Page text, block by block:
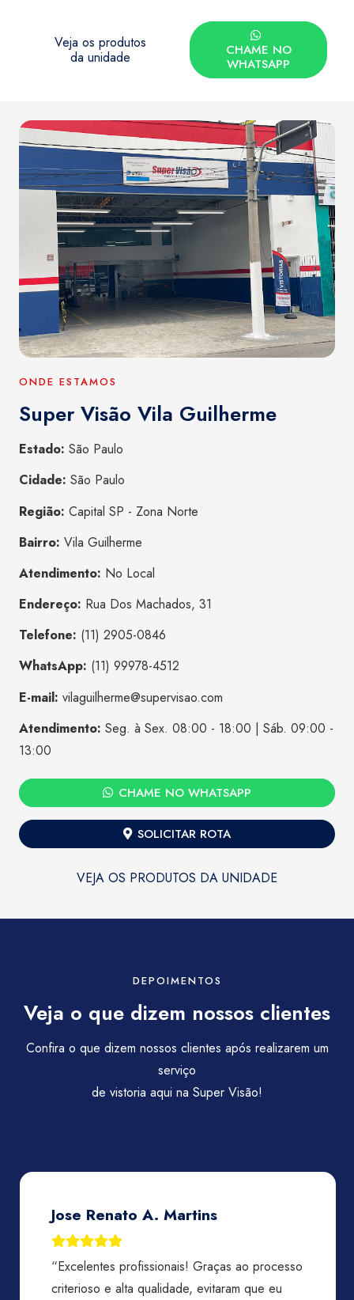
Veja os produtos
da unidade
CHAME NO
WHATSAPP
ONDE ESTAMOS
Super Visão Vila Guilherme
Estado: São Paulo
Cidade: São Paulo
Região: Capital SP - Zona Norte
Bairro: Vila Guilherme
Atendimento: No Local
Endereço: Rua Dos Machados, 31
Telefone: (11) 2905-0846
WhatsApp: (11) 99978-4512
E-mail: vilaguilherme@supervisao.com
Atendimento: Seg. à Sex. 08:00 - 18:00 | Sáb. 09:00 -
13:00
CHAME NO WHATSAPP
SOLICITAR ROTA
VEJA OS PRODUTOS DA UNIDADE
DEPOIMENTOS
Veja o que dizem nossos clientes
Confira o que dizem nossos clientes após realizarem um
serviço
de vistoria aqui na Super Visão!
Graças ao processo
evitaram que eu
“Experiência
toda atenção,